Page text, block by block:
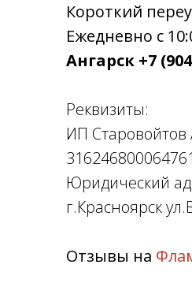
Короткий
Ежедневно с
Ангарск +7
Реквизиты:
ИП
316246800064761
Юридический
г.Красноярск
Отзывы на